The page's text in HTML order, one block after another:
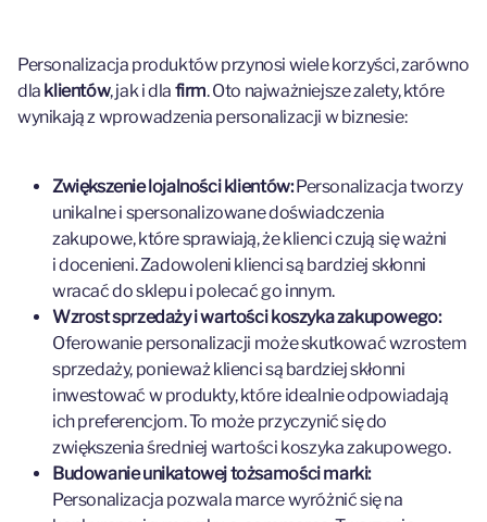
Personalizacja produktów przynosi wiele korzyści, zarówno
dla klientów, jak i dla firm. Oto najważniejsze zalety, które
wynikają z wprowadzenia personalizacji w biznesie:
Zwiększenie lojalności klientów:Personalizacja tworzy
unikalne i spersonalizowane doświadczenia
zakupowe, które sprawiają, że klienci czują się ważni
i docenieni. Zadowoleni klienci są bardziej skłonni
wracać do sklepu i polecać go innym.
Wzrost sprzedaży i wartości koszyka zakupowego:
Oferowanie personalizacji może skutkować wzrostem
sprzedaży, ponieważ klienci są bardziej skłonni
inwestować w produkty, które idealnie odpowiadają
ich preferencjom. To może przyczynić się do
zwiększenia średniej wartości koszyka zakupowego.
Budowanie unikatowej tożsamości marki:
Personalizacja pozwala marce wyróżnić się na